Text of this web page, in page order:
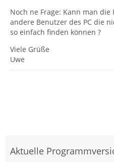
Noch ne Frage: Kann man
andere Benutzer des PC die
so einfach finden können ?
Viele Grüße
Uwe
Aktuelle